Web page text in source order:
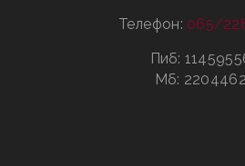
Телефон: 065/
Пиб:
Мб: